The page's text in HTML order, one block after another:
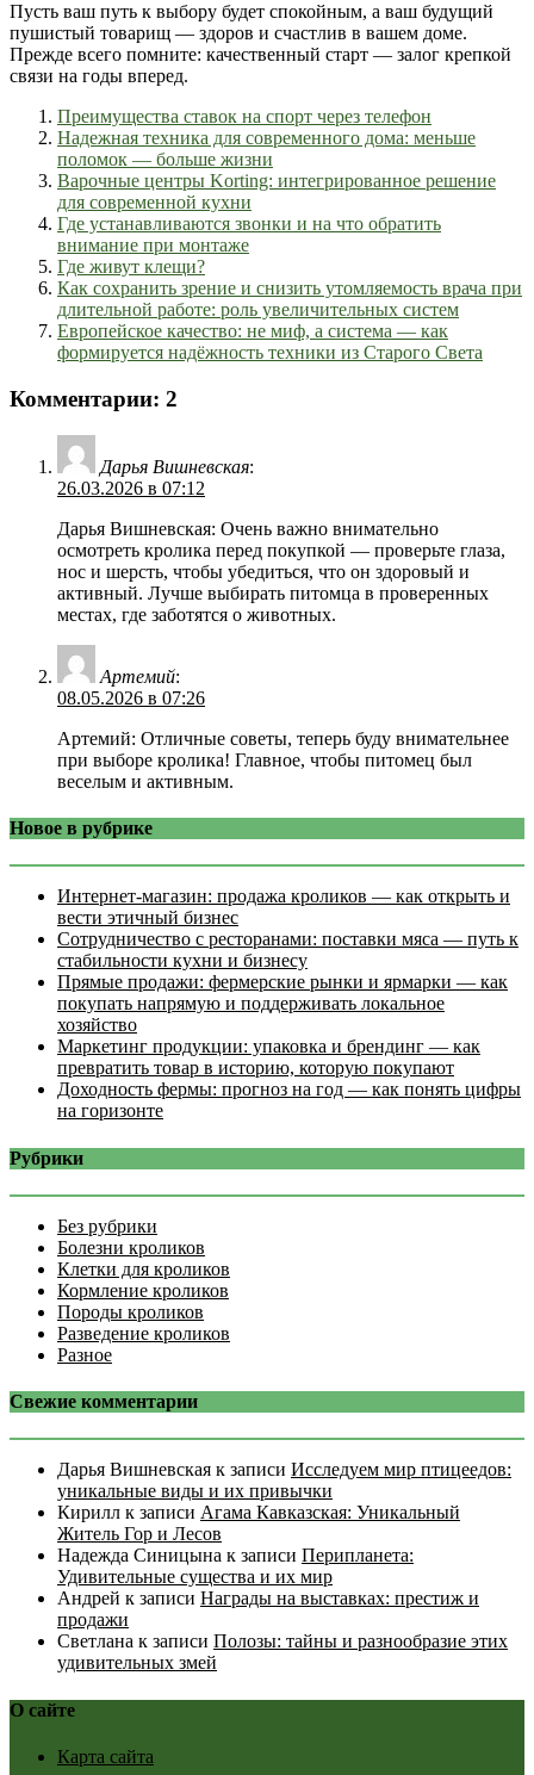
Пусть ваш путь к выбору будет спокойным, а ваш будущий
пушистый товарищ — здоров и счастлив в вашем доме.
Прежде всего помните: качественный старт — залог крепкой
связи на годы вперед.
Преимущества ставок на спорт через телефон
Надежная техника для современного дома: меньше
поломок — больше жизни
Варочные центры Korting: интегрированное решение
для современной кухни
Где устанавливаются звонки и на что обратить
внимание при монтаже
Где живут клещи?
Как сохранить зрение и снизить утомляемость врача при
длительной работе: роль увеличительных систем
Европейское качество: не миф, а система — как
формируется надёжность техники из Старого Света
Комментарии: 2
Дарья Вишневская:
26.03.2026 в 07:12
Дарья Вишневская: Очень важно внимательно
осмотреть кролика перед покупкой — проверьте глаза,
нос и шерсть, чтобы убедиться, что он здоровый и
активный. Лучше выбирать питомца в проверенных
местах, где заботятся о животных.
Артемий:
08.05.2026 в 07:26
Артемий: Отличные советы, теперь буду внимательнее
при выборе кролика! Главное, чтобы питомец был
веселым и активным.
Новое в рубрике
Интернет‑магазин: продажа кроликов — как открыть и
вести этичный бизнес
Сотрудничество с ресторанами: поставки мяса — путь к
стабильности кухни и бизнесу
Прямые продажи: фермерские рынки и ярмарки — как
покупать напрямую и поддерживать локальное
хозяйство
Маркетинг продукции: упаковка и брендинг — как
превратить товар в историю, которую покупают
Доходность фермы: прогноз на год — как понять цифры
на горизонте
Рубрики
Без рубрики
Болезни кроликов
Клетки для кроликов
Кормление кроликов
Породы кроликов
Разведение кроликов
Разное
Свежие комментарии
Дарья Вишневская к записи Исследуем мир птицеедов:
уникальные виды и их привычки
Кирилл к записи Агама Кавказская: Уникальный
Житель Гор и Лесов
Надежда Синицына к записи Перипланета:
Удивительные существа и их мир
Андрей к записи Награды на выставках: престиж и
продажи
Светлана к записи Полозы: тайны и разнообразие этих
удивительных змей
О сайте
Карта сайта